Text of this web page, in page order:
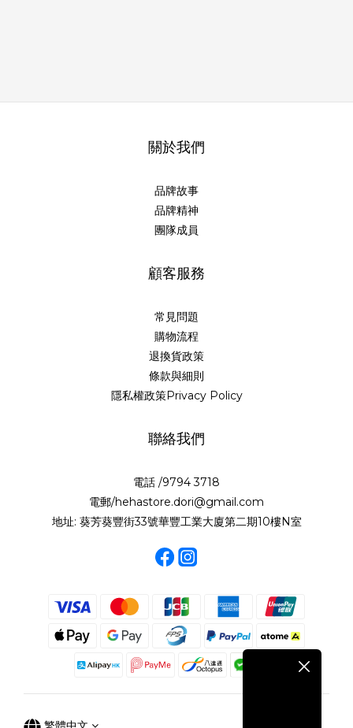
關於我們
品牌故事
品牌精神
團隊成員
顧客服務
常見問題
購物流程
退換貨政策
條款與細則
隱私權政策Privacy Policy
聯絡我們
電話 /9794 3718
電郵/hehastore.dori@gmail.com
地址: 葵芳葵豐街33號華豐工業大廈第二期10樓N室